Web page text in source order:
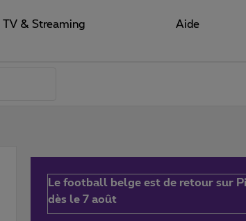
TV & Streaming Aide
Le football belge est de retour sur
dès le 7 août